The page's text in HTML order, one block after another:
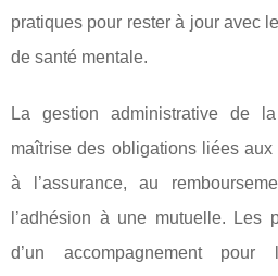
pratiques pour rester à jour avec
de santé mentale.
La gestion administrative de
maîtrise des obligations liées
à l’assurance, au
l’adhésion à une mutuelle. Les
d’un accompagnement